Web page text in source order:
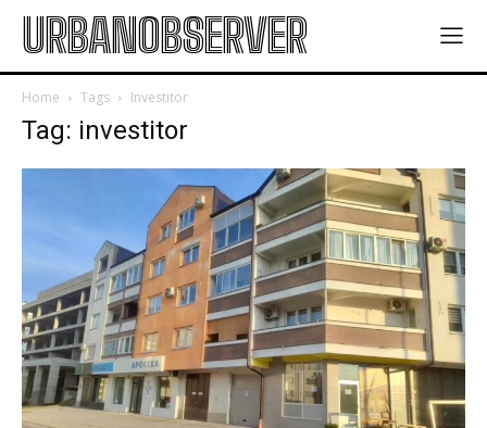
URBANOBSERVER
Home Tags Investitor
Tag: investitor